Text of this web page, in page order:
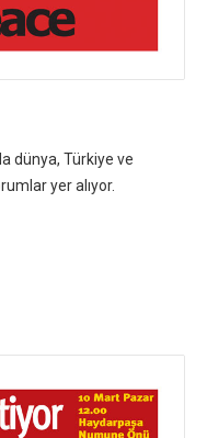
dünya, Türkiye ve
yer alıyor.